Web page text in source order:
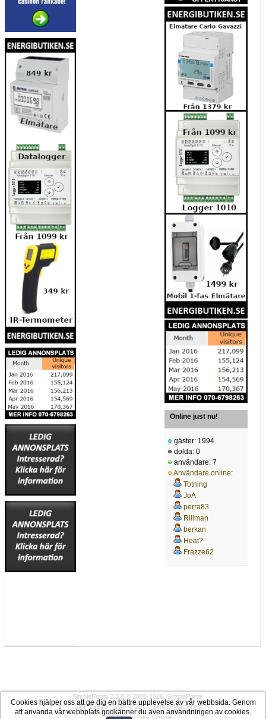
Online just nu!
gäster: 1994
dolda: 0
användare: 7
Användare online:
Totning
JoA
perra83
Rillman
berkan
Heat?
Frazze62
SimplePortal 2.3.8 © 2008-2026, SimplePortal
SMF 2.0.19|SMF © 2017,Simple Machines
SMFAdsfor Free Forums
Cookies hjälper oss att ge dig en bättre upplevelse av vår webbsida. Genom
att använda vår webbplats godkänner du även användningen av cookies.